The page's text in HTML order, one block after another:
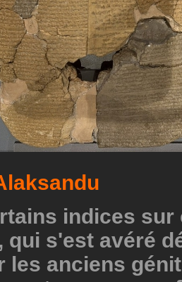
indices sur
qui s'est avéré
les anciens